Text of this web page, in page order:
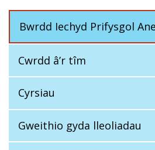
Bwrdd Iechyd Prifysgol
Cwrdd â’r tîm
Cyrsiau
Gweithio gyda lleoliadau